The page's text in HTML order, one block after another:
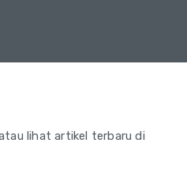
lihat artikel terbaru di